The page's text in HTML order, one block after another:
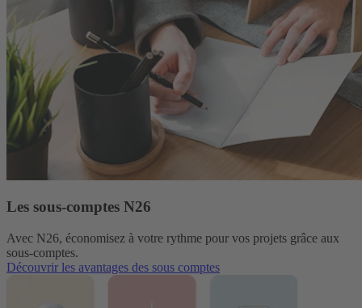
Les sous-comptes N26
Avec N26, économisez à votre rythme pour vos projets grâce aux
sous-comptes.
Découvrir les avantages des sous comptes